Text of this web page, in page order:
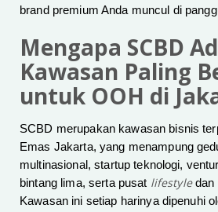
brand premium Anda muncul di
Mengapa SCBD
Kawasan Paling
untuk OOH di
SCBD merupakan kawasan bisnis
Emas Jakarta, yang menampung
multinasional, startup teknologi,
bintang lima, serta pusat lifestyledan
Kawasan ini setiap harinya dipenuhi